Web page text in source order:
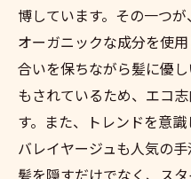
博しています。その一つ
オーガニックな成分を使
合いを保ちながら髪に優
もされているため、エコ
す。また、トレンドを意
バレイヤージュも人気の
髪を隠すだけでなく、ス